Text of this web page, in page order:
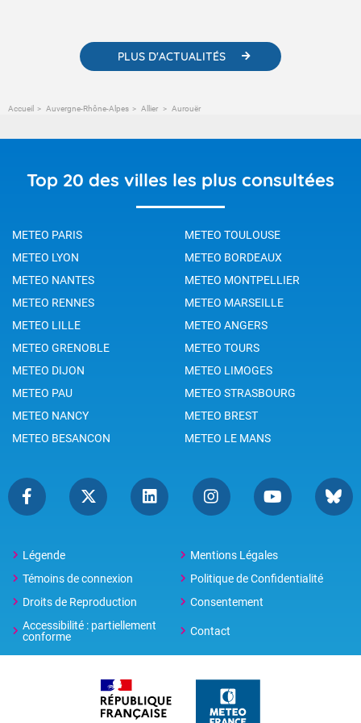
PLUS D'ACTUALITÉS
Accueil Auvergne-Rhône-Alpes Allier Aurouër
Top 20 des villes les plus consultées
METEO PARIS
METEO TOULOUSE
METEO LYON
METEO BORDEAUX
METEO NANTES
METEO MONTPELLIER
METEO RENNES
METEO MARSEILLE
METEO LILLE
METEO ANGERS
METEO GRENOBLE
METEO TOURS
METEO DIJON
METEO LIMOGES
METEO PAU
METEO STRASBOURG
METEO NANCY
METEO BREST
METEO BESANCON
METEO LE MANS
Légende
Mentions Légales
Témoins de connexion
Politique de Confidentialité
Droits de Reproduction
Consentement
Accessibilité : partiellement
conforme
Contact